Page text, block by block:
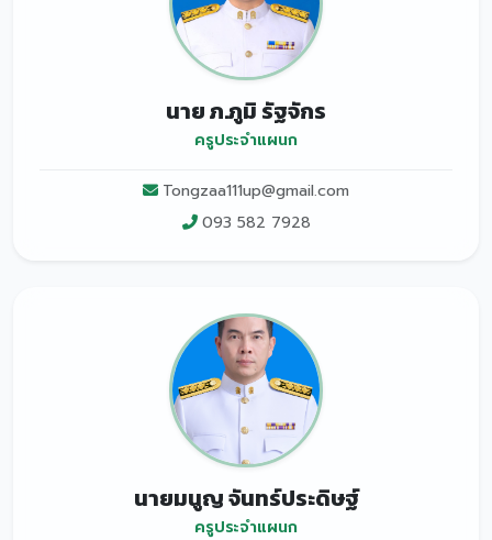
นาย ภ.ภูมิ รัฐจักร
ครูประจำแผนก
Tongzaa111up@gmail.com
093 582 7928
นายมนูญ จันทร์ประดิษฐ์
ครูประจำแผนก